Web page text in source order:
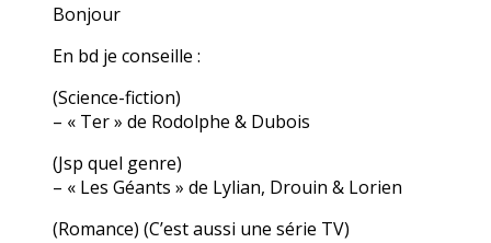
Bonjour
En bd je conseille :
(Science-fiction)
– « Ter » de Rodolphe & Dubois
(Jsp quel genre)
– « Les Géants » de Lylian, Drouin & Lorien
(Romance) (C’est aussi une série TV)